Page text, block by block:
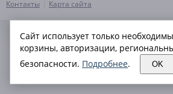
Контакты
Карта сайта
Сайт использует только
корзины, авторизации,
безопасности. Подробнее. OK